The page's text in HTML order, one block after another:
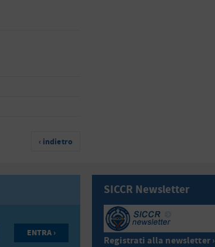
‹ indietro
SICCR Newsletter
Registrati alla newsletter ›